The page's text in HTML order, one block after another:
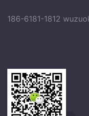
186-6181-1812